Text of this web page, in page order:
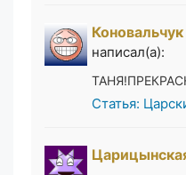
написал(а):
Статья: